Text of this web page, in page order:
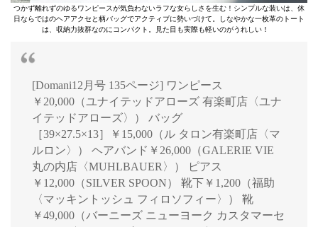
つかず離れずのゆるワンピースが気負わないラフな女らしさを生む！シンプルな装いは、休
日ならではのヘアアクセと柄バッグでアクティブに勢いづけて。しなやかな一枚革のトート
は、収納力抜群なのにコンパクト。見た目も実際も軽いのがうれしい！
[Domani12月号 135ページ] ワンピース
￥20,000（ユナイテッドアローズ 有楽町店〈ユナ
イテッドアローズ〉） バッグ
［39×27.5×13］￥15,000（ル タロン有楽町店〈マ
ルロン〉） ヘアバンド￥26,000（GALERIE VIE
丸の内店〈MUHLBAUER〉） ピアス
￥12,000（SILVER SPOON） 靴下￥1,200（福助
〈マッキントッシュ フィロソフィー〉） 靴
￥49,000（バーニーズ ニューヨーク カスタマーセ